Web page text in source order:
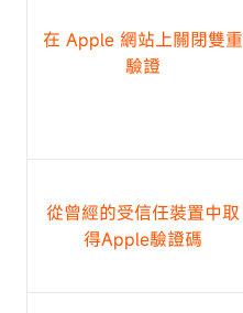
在 Apple 網站上關閉雙重
驗證
從曾經的受信任裝置中取
得Apple驗證碼